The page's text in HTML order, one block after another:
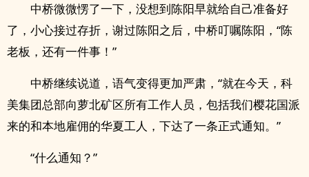
中桥微微愣了一下，没想到陈阳早就给自己准备好
了，小心接过存折，谢过陈阳之后，中桥叮嘱陈阳，“陈
老板，还有一件事！”
中桥继续说道，语气变得更加严肃，“就在今天，科
美集团总部向萝北矿区所有工作人员，包括我们樱花国派
来的和本地雇佣的华夏工人，下达了一条正式通知。”
“什么通知？”